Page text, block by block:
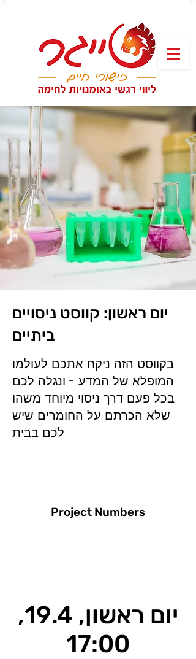
יום ראשון: קווסט ניסויים
ביתיים
בקווסט הזה ניקח אתכם לעולמו
המופלא של המדע - ונגלה לכם
בכל פעם דרך ניסוי מיוחד משהו
שלא הכרתם על החומרים שיש
לכם בבית!
Project Numbers
יום ראשון, 19.4,
17:00